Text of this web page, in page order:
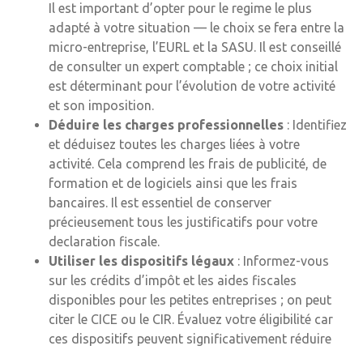
Il est important d’opter pour le regime le plus
adapté à votre situation — le choix se fera entre la
micro-entreprise, l’EURL et la SASU. Il est conseillé
de consulter un expert comptable ; ce choix initial
est déterminant pour l’évolution de votre activité
et son imposition.
Déduire les charges professionnelles : Identifiez
et déduisez toutes les charges liées à votre
activité. Cela comprend les frais de publicité, de
formation et de logiciels ainsi que les frais
bancaires. Il est essentiel de conserver
précieusement tous les justificatifs pour votre
declaration fiscale.
Utiliser les dispositifs légaux : Informez-vous
sur les crédits d’impôt et les aides fiscales
disponibles pour les petites entreprises ; on peut
citer le CICE ou le CIR. Évaluez votre éligibilité car
ces dispositifs peuvent significativement réduire